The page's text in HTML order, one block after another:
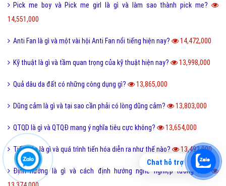
Pick me boy và Pick me girl là gì và làm sao thành pick me?
14,551,000
Anti Fan là gì và một vài hội Anti Fan nổi tiếng hiện nay? 14,472,000
Kỹ thuật là gì và tầm quan trọng của kỹ thuật hiện nay? 13,998,000
Quả dâu da đất có những công dụng gì? 13,865,000
Dũng cảm là gì và tại sao cần phải có lòng dũng cảm? 13,803,000
QTQD là gì và QTQĐ mang ý nghĩa tiêu cực không? 13,654,000
Tiến hóa là gì và quá trình tiến hóa diễn ra như thế nào? 13,492,000
Định hướng là gì và cách định hướng nghề nghiệp tương lai?
Chat hỗ trợ